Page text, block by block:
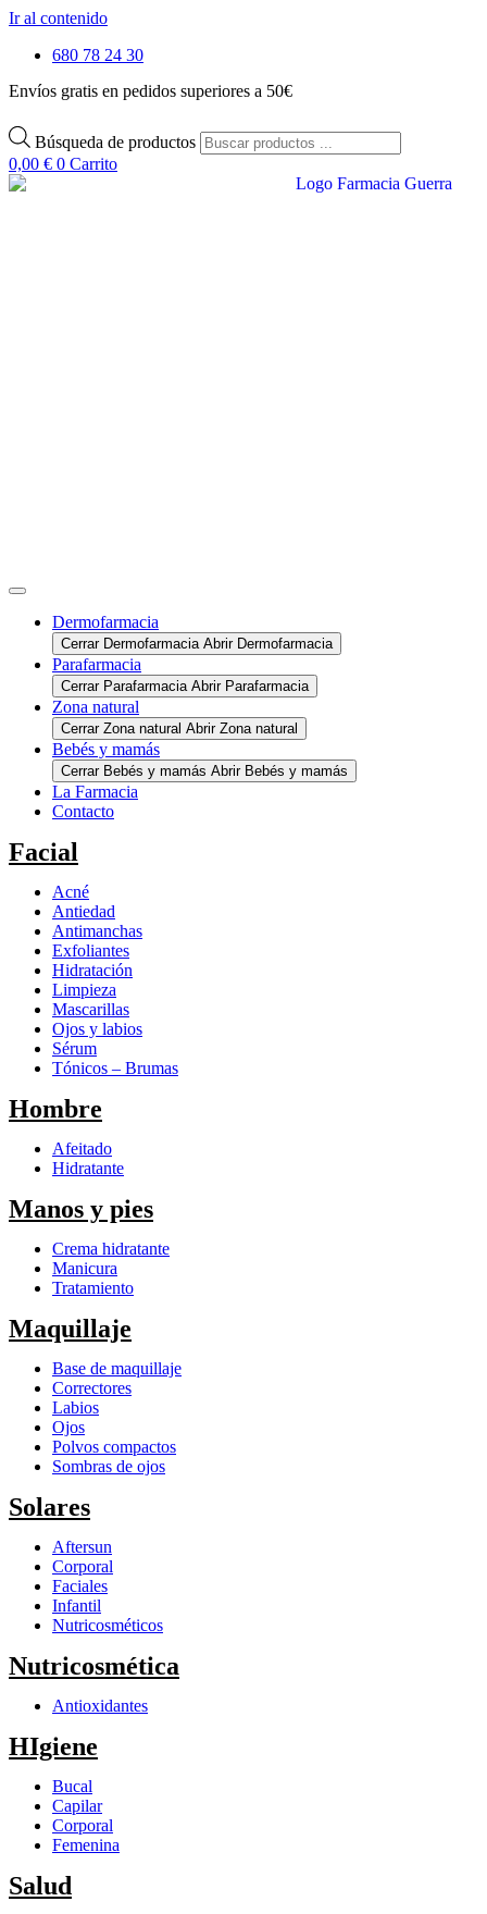
Ir al contenido
680 78 24 30
Envíos gratis en pedidos superiores a 50€
Búsqueda de productos
0,00 € 0 Carrito
Dermofarmacia
Cerrar Dermofarmacia Abrir Dermofarmacia
Parafarmacia
Cerrar Parafarmacia Abrir Parafarmacia
Zona natural
Cerrar Zona natural Abrir Zona natural
Bebés y mamás
Cerrar Bebés y mamás Abrir Bebés y mamás
La Farmacia
Contacto
Facial
Acné
Antiedad
Antimanchas
Exfoliantes
Hidratación
Limpieza
Mascarillas
Ojos y labios
Sérum
Tónicos – Brumas
Hombre
Afeitado
Hidratante
Manos y pies
Crema hidratante
Manicura
Tratamiento
Maquillaje
Base de maquillaje
Correctores
Labios
Ojos
Polvos compactos
Sombras de ojos
Solares
Aftersun
Corporal
Faciales
Infantil
Nutricosméticos
Nutricosmética
Antioxidantes
HIgiene
Bucal
Capilar
Corporal
Femenina
Salud